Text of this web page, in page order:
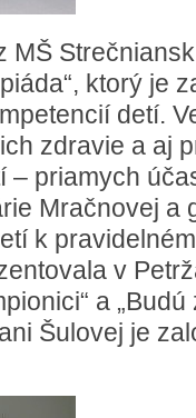
MŠ
ktorý je
detí.
zdravie a aj
– priamych
Mračnovej a
k
v
a
Šulovej je